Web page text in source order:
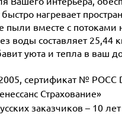
нагревает
вместе с потоками
воды составляет 25,44
уюта и тепла в ваш
сертификат № POCC
Страхование»
заказчиков – 10 лет